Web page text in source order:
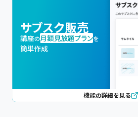
サブスク販売
講座の月額見放題プランを
簡単作成
機能の詳細を見る